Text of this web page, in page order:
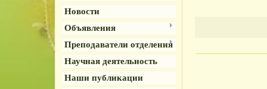
Новости
Объявления
Преподаватели отделения
Научная деятельность
Наши публикации